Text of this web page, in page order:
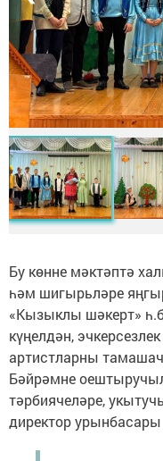
Бу көнне мәктәптә
һәм шигырьләре
«Кызыклы шәкерт»
күңелдән,
артистларны
Бәйрәмне
тәрбиячеләре,
директор урынбасары